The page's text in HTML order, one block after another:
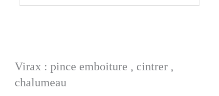
Virax : pince emboiture , cintrer ,
chalumeau